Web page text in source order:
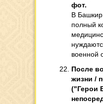
фот.
В
полный
военной
После
жизни /
("Герои